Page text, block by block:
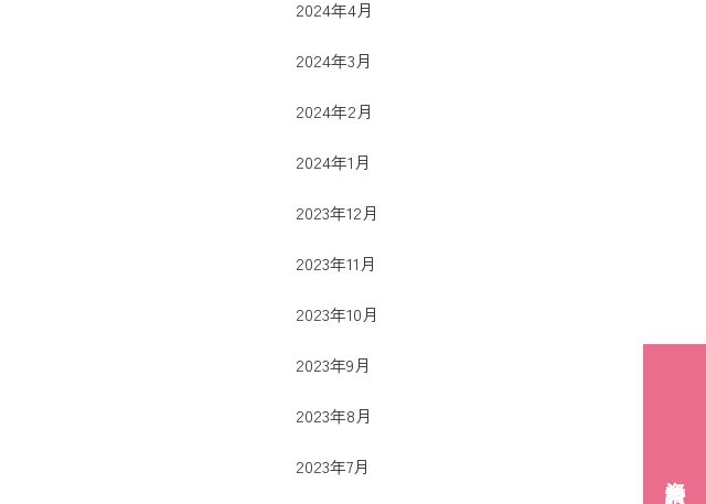
2024年4月
2024年3月
2024年2月
2024年1月
2023年12月
2023年11月
2023年10月
2023年9月
2023年8月
2023年7月